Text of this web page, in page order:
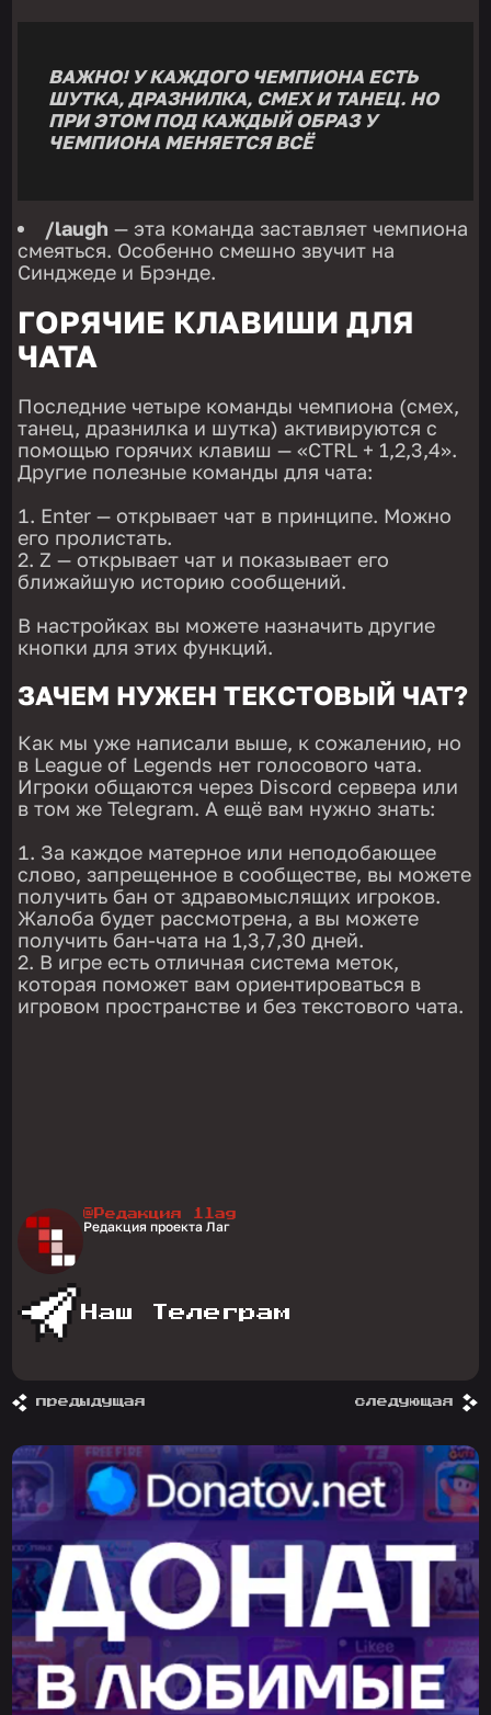
ВАЖНО! У КАЖДОГО ЧЕМПИОНА ЕСТЬ
ШУТКА, ДРАЗНИЛКА, СМЕХ И ТАНЕЦ. НО
ПРИ ЭТОМ ПОД КАЖДЫЙ ОБРАЗ У
ЧЕМПИОНА МЕНЯЕТСЯ ВСЁ
/laugh — эта команда заставляет чемпиона
смеяться. Особенно смешно звучит на
Синджеде и Брэнде.
ГОРЯЧИЕ КЛАВИШИ ДЛЯ
ЧАТА
Последние четыре команды чемпиона (смех,
танец, дразнилка и шутка) активируются с
помощью горячих клавиш — «CTRL + 1,2,3,4».
Другие полезные команды для чата:
Enter — открывает чат в принципе. Можно
его пролистать.
Z — открывает чат и показывает его
ближайшую историю сообщений.
В настройках вы можете назначить другие
кнопки для этих функций.
ЗАЧЕМ НУЖЕН ТЕКСТОВЫЙ ЧАТ?
Как мы уже написали выше, к сожалению, но
в League of Legends нет голосового чата.
Игроки общаются через Discord сервера или
в том же Telegram. А ещё вам нужно знать:
За каждое матерное или неподобающее
слово, запрещенное в сообществе, вы можете
получить бан от здравомыслящих игроков.
Жалоба будет рассмотрена, а вы можете
получить бан-чата на 1,3,7,30 дней.
В игре есть отличная система меток,
которая поможет вам ориентироваться в
игровом пространстве и без текстового чата.
@Редакция 1lag
Редакция проекта Лаг
Наш Телеграм
предыдущая следующая